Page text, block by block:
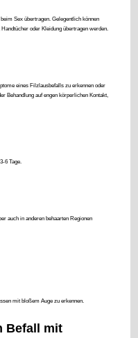
Sex übertragen. Gelegentlich können
oder Kleidung übertragen werden.
eines Filzlausbefalls zu erkennen oder
Behandlung auf engen körperlichen Kontakt,
6 Tage.
auch in anderen behaarten Regionen
mit bloßem Auge zu erkennen.
Befall mit